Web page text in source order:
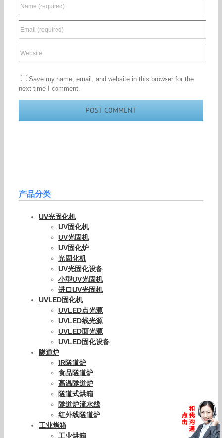
Save my name, email, and website in this browser for the
next time I comment.
产品分类
UV光固化机
UV固化机
UV光固机
UV固化炉
光固化机
UV光固化设备
小型UV光固机
进口UV光固机
UVLED固化机
UVLED点光源
UVLED线光源
UVLED面光源
UVLED固化设备
隧道炉
IR隧道炉
食品隧道炉
高温隧道炉
隧道式烘箱
隧道炉流水线
红外线隧道炉
工业烤箱
工业烘箱